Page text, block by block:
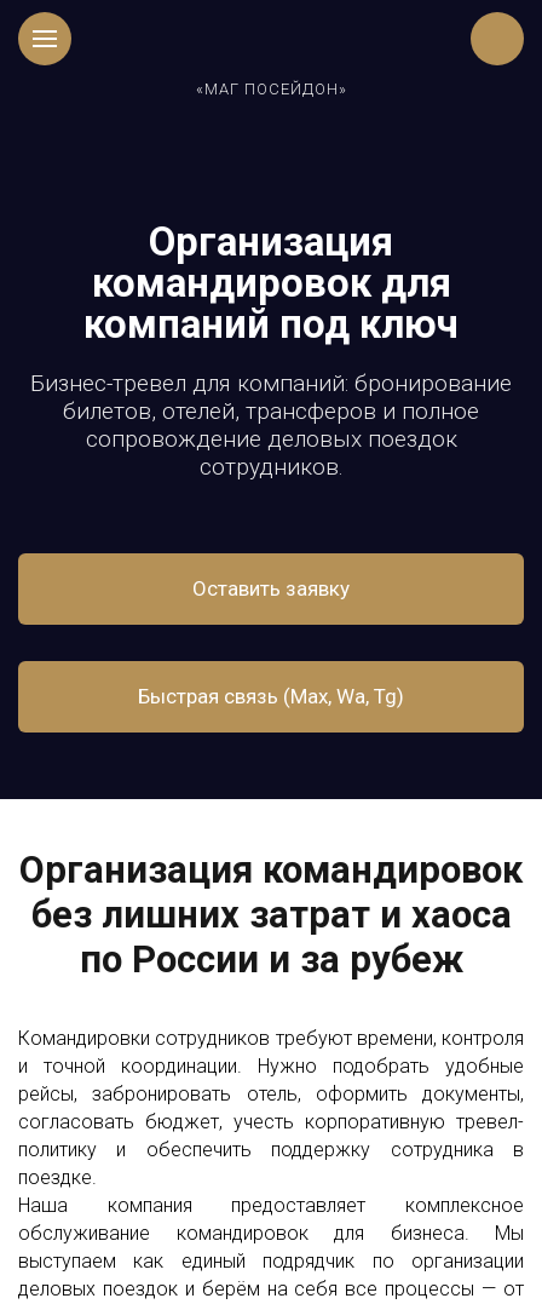
«МАГ ПОСЕЙДОН»
Организация
командировок для
компаний под ключ
Бизнес-тревел для компаний: бронирование
билетов, отелей, трансферов и полное
сопровождение деловых поездок
сотрудников.
Оставить заявку
Быстрая связь (Max, Wa, Tg)
Организация командировок
без лишних затрат и хаоса
по России и за рубеж
Командировки сотрудников требуют времени, контроля
и точной координации. Нужно подобрать удобные
рейсы, забронировать отель, оформить документы,
согласовать бюджет, учесть корпоративную тревел-
политику и обеспечить поддержку сотрудника в
поездке.
Наша компания предоставляет комплексное
обслуживание командировок для бизнеса. Мы
выступаем как единый подрядчик по организации
деловых поездок и берём на себя все процессы — от